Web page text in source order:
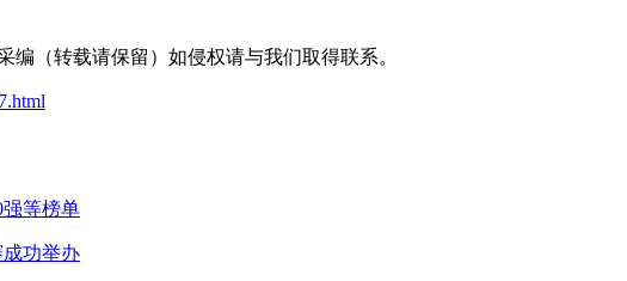
编（转载请保留）如侵权请与我们取得联系。
强等榜单
功举办